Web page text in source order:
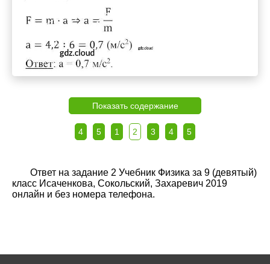
Показать содержание
4 5 1 2 3 4 5
Ответ на задание 2 Учебник Физика за 9 (девятый)
класс Исаченкова, Сокольский, Захаревич 2019
онлайн и без номера телефона.